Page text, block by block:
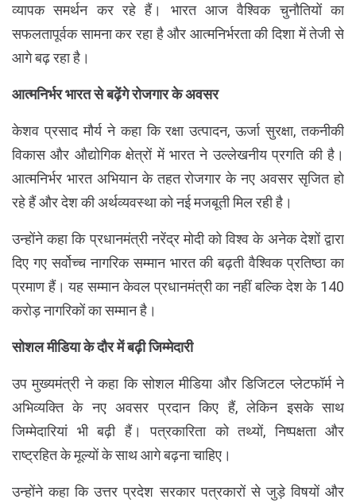
व्यापक समर्थन कर रहे हैं। भारत आज वैश्विक चुनौतियों का
सफलतापूर्वक सामना कर रहा है और आत्मनिर्भरता की दिशा में तेजी से
आगे बढ़ रहा है।
आत्मनिर्भर भारत से बढ़ेंगे रोजगार के अवसर
केशव प्रसाद मौर्य ने कहा कि रक्षा उत्पादन, ऊर्जा सुरक्षा, तकनीकी
विकास और औद्योगिक क्षेत्रों में भारत ने उल्लेखनीय प्रगति की है।
आत्मनिर्भर भारत अभियान के तहत रोजगार के नए अवसर सृजित हो
रहे हैं और देश की अर्थव्यवस्था को नई मजबूती मिल रही है।
उन्होंने कहा कि प्रधानमंत्री नरेंद्र मोदी को विश्व के अनेक देशों द्वारा
दिए गए सर्वोच्च नागरिक सम्मान भारत की बढ़ती वैश्विक प्रतिष्ठा का
प्रमाण हैं। यह सम्मान केवल प्रधानमंत्री का नहीं बल्कि देश के 140
करोड़ नागरिकों का सम्मान है।
सोशल मीडिया के दौर में बढ़ी जिम्मेदारी
उप मुख्यमंत्री ने कहा कि सोशल मीडिया और डिजिटल प्लेटफॉर्म ने
अभिव्यक्ति के नए अवसर प्रदान किए हैं, लेकिन इसके साथ
जिम्मेदारियां भी बढ़ी हैं। पत्रकारिता को तथ्यों, निष्पक्षता और
राष्ट्रहित के मूल्यों के साथ आगे बढ़ना चाहिए।
उन्होंने कहा कि उत्तर प्रदेश सरकार पत्रकारों से जुड़े विषयों और